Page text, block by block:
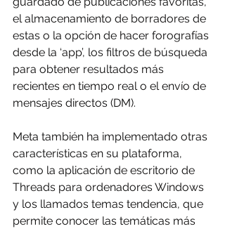
el almacenamiento de borradores de
estas o la opción de hacer forografías
desde la ‘app’, los filtros de búsqueda
para obtener resultados más
recientes en tiempo real o el envío de
mensajes directos (DM).
Meta también ha implementado otras
características en su plataforma,
como la aplicación de escritorio de
Threads para ordenadores Windows
y los llamados temas tendencia, que
permite conocer las temáticas más